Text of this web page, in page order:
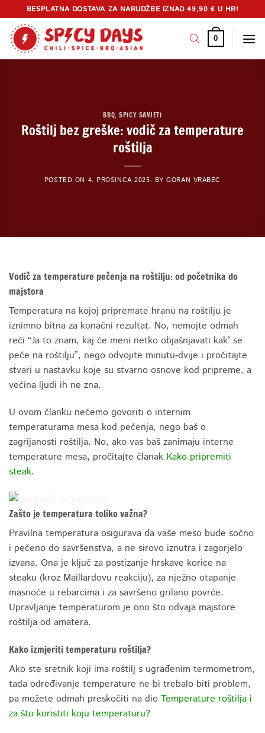
to
content
BESPLATNA DOSTAVA ZA NARUDŽBE IZNAD 49,90 € U HR!
0
BBQ,SPICY SAVJETI
Roštilj bez greške: vodič za temperature
roštilja
POSTED ON 4. PROSINCA 2025. BYGORAN VRABEC
Vodič za temperature pečenja na roštilju: od početnika do
majstora
Temperatura na kojoj pripremate hranu na roštilju je
iznimno bitna za konačni rezultat. No, nemojte odmah
reći “Ja to znam, kaj će meni netko objašnjavati kak’ se
peče na roštilju”, nego odvojite minutu-dvije i pročitajte
stvari u nastavku koje su stvarno osnove kod pripreme, a
većina ljudi ih ne zna.
U ovom članku nećemo govoriti o internim
temperaturama mesa kod pečenja, nego baš o
zagrijanosti roštilja. No, ako vas baš zanimaju interne
temperature mesa, pročitajte članak Kako pripremiti
steak.
Zašto je temperatura toliko važna?
Pravilna temperatura osigurava da vaše meso bude sočno
i pečeno do savršenstva, a ne sirovo iznutra i zagorjelo
izvana. Ona je ključ za postizanje hrskave korice na
steaku (kroz Maillardovu reakciju), za nježno otapanje
masnoće u rebarcima i za savršeno grilano povrće.
Upravljanje temperaturom je ono što odvaja majstore
roštilja od amatera.
Kako izmjeriti temperaturu roštilja?
Ako ste sretnik koji ima roštilj s ugrađenim termometrom,
tada određivanje temperature ne bi trebalo biti problem,
pa možete odmah preskočiti na dio Temperature roštilja i
za što koristiti koju temperaturu?